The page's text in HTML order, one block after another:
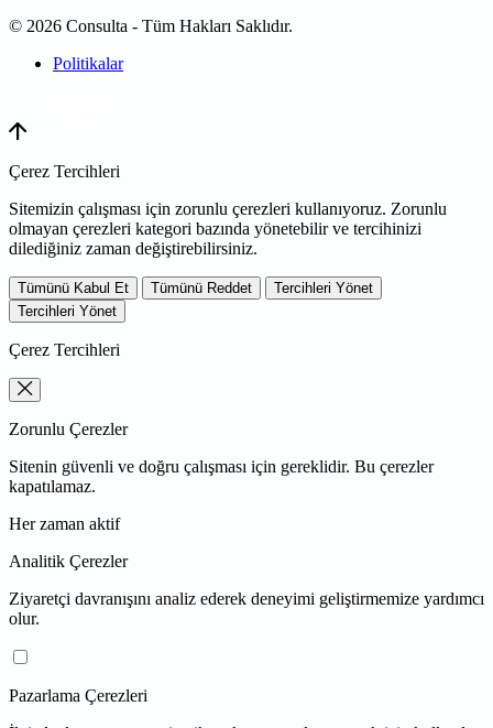
© 2026 Consulta - Tüm Hakları Saklıdır.
Politikalar
Çerez Tercihleri
Sitemizin çalışması için zorunlu çerezleri kullanıyoruz. Zorunlu
olmayan çerezleri kategori bazında yönetebilir ve tercihinizi
dilediğiniz zaman değiştirebilirsiniz.
Tümünü Kabul Et Tümünü Reddet
Tercihleri Yönet
Tercihleri Yönet
Çerez Tercihleri
Zorunlu Çerezler
Sitenin güvenli ve doğru çalışması için gereklidir. Bu çerezler
kapatılamaz.
Her zaman aktif
Analitik Çerezler
Ziyaretçi davranışını analiz ederek deneyimi geliştirmemize yardımcı
olur.
Pazarlama Çerezleri